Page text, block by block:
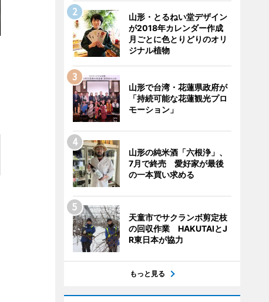
山形・とるねい堂デザイン
が2018年カレンダー作成
月ごとに色とりどりのオリ
ジナル植物
山形で台湾・花蓮県政府が
「持続可能な花蓮観光プロ
モーション」
山形の純米酒「六根浄」、
7月で終売 愛好家が最後
の一本買い求める
天童市でサクランボ剪定枝
の回収作業 HAKUTAIとJ
R東日本が協力
もっと見る